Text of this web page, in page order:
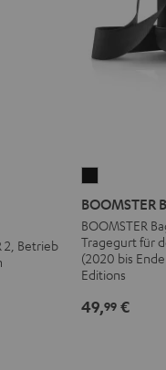
2, Betrieb
Bag
Schwarz
BOOMSTER
BOOMSTER
Tragegurt für
(2020 bis
Editions
49,99 €